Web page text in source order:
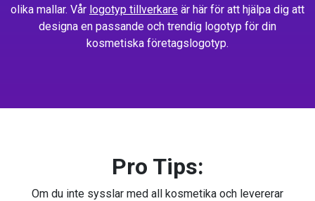
olika mallar. Vår logotyp tillverkare är här för att hjälpa dig att
designa en passande och trendig logotyp för din
kosmetiska företagslogotyp.
Pro Tips:
Om du inte sysslar med all kosmetika och levererar